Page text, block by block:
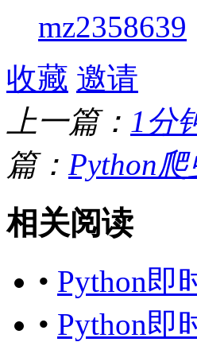
mz2358639
收藏 邀请
上一篇： 1分
篇： Python
相关阅读
• Python即
• Python即